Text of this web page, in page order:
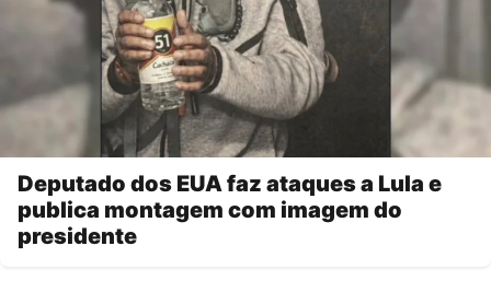
Deputado dos EUA faz ataques a Lula e
publica montagem com imagem do
presidente